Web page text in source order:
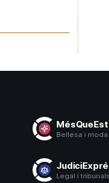
Bellesa i moda
Legal i tribunals